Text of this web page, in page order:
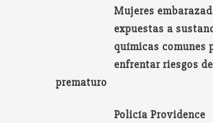
Mujeres
expuestas a
químicas comunes
enfrentar riesgos
prematuro
Policía Providence